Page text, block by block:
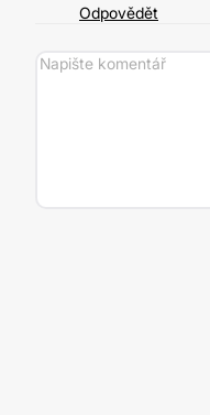
Odpovědět